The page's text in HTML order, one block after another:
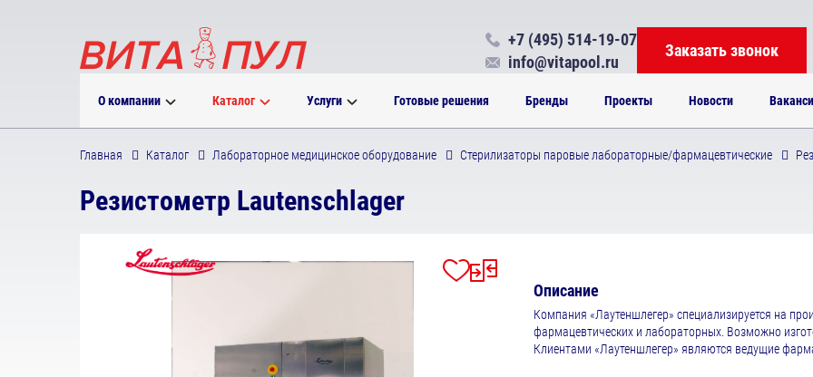
О компании Каталог Услуги Готовые решения Бренды Проекты Новости
+7 (495) 514-19-07
info@vitapool.ru
Заказать звонок
Главная Каталог Лабораторное медицинское оборудование Стерилизаторы паровые лабораторные/фармацевтические
Резистометр Lautenschlager
Описание
Компания «Лаутеншлегер» специализируется на
фармацевтических и лабораторных. Возможно
Клиентами «Лаутеншлегер» являются ведущие